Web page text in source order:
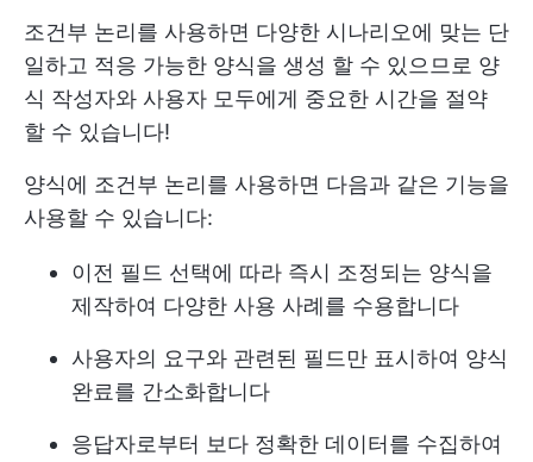
조건부 논리를 사용하면 다양한 시나리오에 맞는 단
일하고 적응 가능한 양식을 생성 할 수 있으므로 양
식 작성자와 사용자 모두에게 중요한 시간을 절약
할 수 있습니다!
양식에 조건부 논리를 사용하면 다음과 같은 기능을
사용할 수 있습니다:
이전 필드 선택에 따라 즉시 조정되는 양식을
제작하여 다양한 사용 사례를 수용합니다
사용자의 요구와 관련된 필드만 표시하여 양식
완료를 간소화합니다
응답자로부터 보다 정확한 데이터를 수집하여